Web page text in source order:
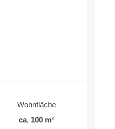
Wohnfläche
ca. 100 m²